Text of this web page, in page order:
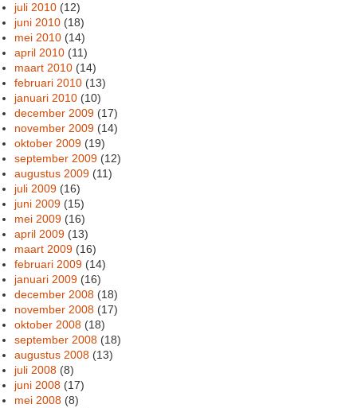
juli 2010 (12)
juni 2010 (18)
mei 2010 (14)
april 2010 (11)
maart 2010 (14)
februari 2010 (13)
januari 2010 (10)
december 2009 (17)
november 2009 (14)
oktober 2009 (19)
september 2009 (12)
augustus 2009 (11)
juli 2009 (16)
juni 2009 (15)
mei 2009 (16)
april 2009 (13)
maart 2009 (16)
februari 2009 (14)
januari 2009 (16)
december 2008 (18)
november 2008 (17)
oktober 2008 (18)
september 2008 (18)
augustus 2008 (13)
juli 2008 (8)
juni 2008 (17)
mei 2008 (8)